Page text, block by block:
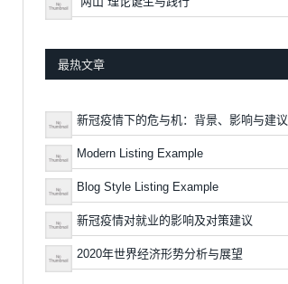
最热文章
新冠疫情下的危与机：背景、影响与建议
Modern Listing Example
Blog Style Listing Example
新冠疫情对就业的影响及对策建议
2020年世界经济形势分析与展望